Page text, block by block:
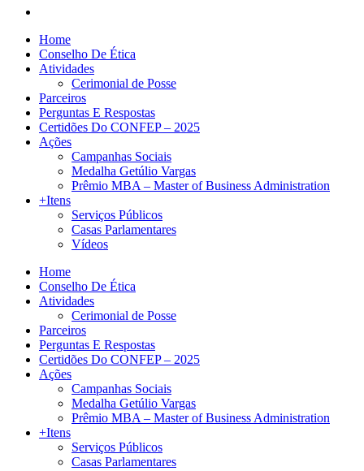
Home
Conselho De Ética
Atividades
Cerimonial de Posse
Parceiros
Perguntas E Respostas
Certidões Do CONFEP – 2025
Ações
Campanhas Sociais
Medalha Getúlio Vargas
Prêmio MBA – Master of Business Administration
+Itens
Serviços Públicos
Casas Parlamentares
Vídeos
Home
Conselho De Ética
Atividades
Cerimonial de Posse
Parceiros
Perguntas E Respostas
Certidões Do CONFEP – 2025
Ações
Campanhas Sociais
Medalha Getúlio Vargas
Prêmio MBA – Master of Business Administration
+Itens
Serviços Públicos
Casas Parlamentares